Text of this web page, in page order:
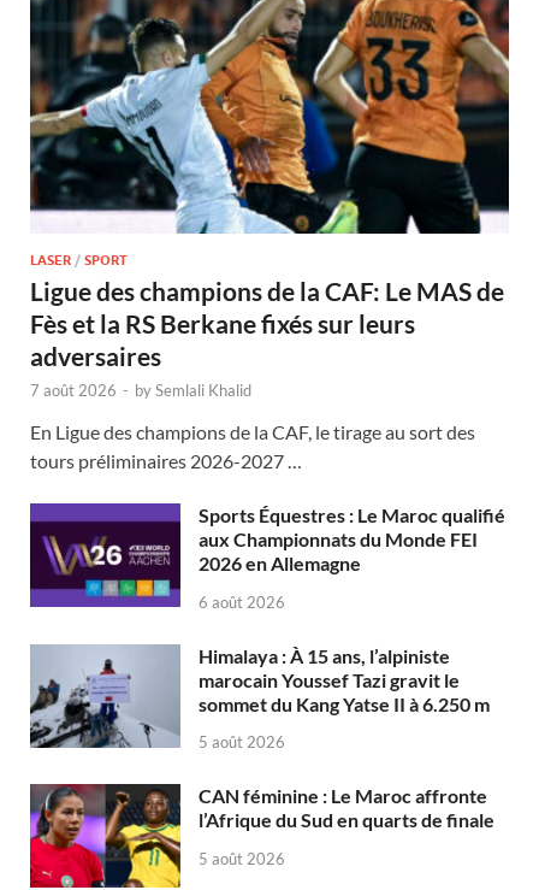
LASER / SPORT
Ligue des champions de la CAF: Le MAS de
Fès et la RS Berkane fixés sur leurs
adversaires
7 août 2026 - bySemlali Khalid
En Ligue des champions de la CAF, le tirage au sort des
tours préliminaires 2026-2027 …
Sports Équestres : Le Maroc qualifié
aux Championnats du Monde FEI
2026 en Allemagne
6 août 2026
Himalaya : À 15 ans, l’alpiniste
marocain Youssef Tazi gravit le
sommet du Kang Yatse II à 6.250 m
5 août 2026
CAN féminine : Le Maroc affronte
l’Afrique du Sud en quarts de finale
5 août 2026